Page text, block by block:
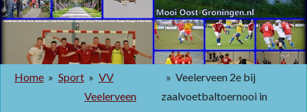
Home » Sport » VV
Veelerveen
» Veelerveen 2e bij
zaalvoetbaltoernooi in